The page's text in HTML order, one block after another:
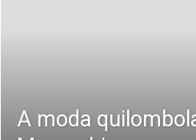
A moda